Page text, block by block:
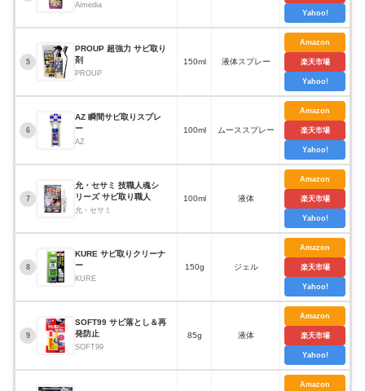
Aimedia
Yahoo!
5
PROUP 超強力 サビ取り
剤
PROUP
150ml 液体スプレー
Amazon
楽天市場
Yahoo!
6
AZ 瞬間サビ取りスプレ
ー
AZ
100ml ムーススプレー
Amazon
楽天市場
Yahoo!
7
允・セサミ 技職人魂シ
リーズ サビ取り職人
允・セサミ
100ml 液体
Amazon
楽天市場
Yahoo!
8
KURE サビ取りクリーナ
ー
KURE
150g ジェル
Amazon
楽天市場
Yahoo!
9
SOFT99 サビ落とし＆再
発防止
SOFT99
85g 液体
Amazon
楽天市場
Yahoo!
Amazon